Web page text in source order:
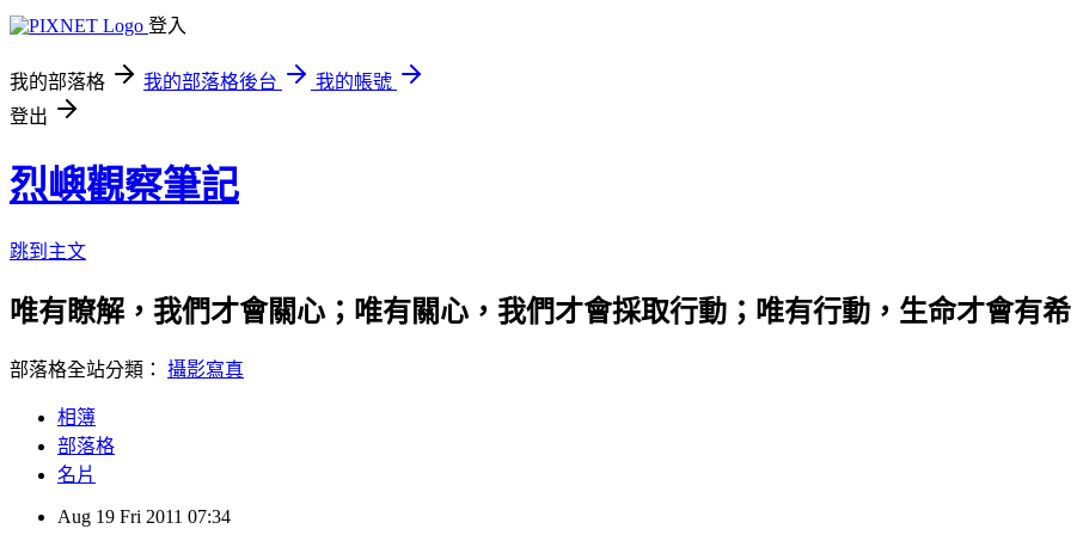
登入
我的部落格 我的部落格後台
我的帳號
登出
烈嶼觀察筆記
跳到主文
唯有瞭解，我們才會關心；唯有關心，我們才會採取行動；唯有行動，生命才會有
部落格全站分類： 攝影寫真
相簿
部落格
名片
Aug 19 Fri 2011 07:34